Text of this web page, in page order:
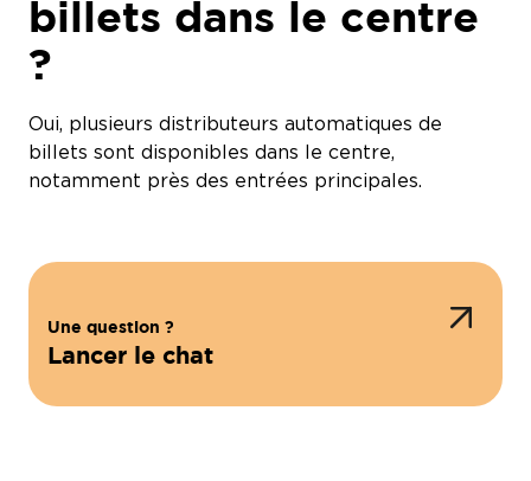
billets dans le centre
?
Oui, plusieurs distributeurs automatiques de
billets sont disponibles dans le centre,
notamment près des entrées principales.
Une question ?
Lancer le chat